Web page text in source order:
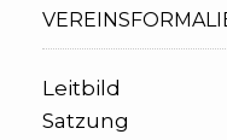
Leitbild
Satzung